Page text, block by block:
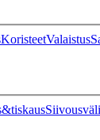
KoristeetValaistus